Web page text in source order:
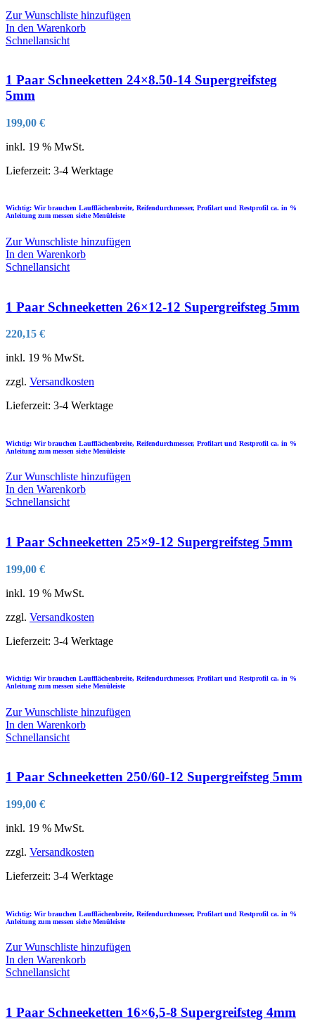
Zur Wunschliste hinzufügen
In den Warenkorb
Schnellansicht
1 Paar Schneeketten 24×8.50-14 Supergreifsteg
5mm
199,00 €
inkl. 19 % MwSt.
Lieferzeit: 3-4 Werktage
Wichtig: Wir brauchen Laufflächenbreite, Reifendurchmesser, Profilart und Restprofil ca. in %
Anleitung zum messen siehe Menüleiste
Zur Wunschliste hinzufügen
In den Warenkorb
Schnellansicht
1 Paar Schneeketten 26×12-12 Supergreifsteg 5mm
220,15 €
inkl. 19 % MwSt.
zzgl. Versandkosten
Lieferzeit: 3-4 Werktage
Wichtig: Wir brauchen Laufflächenbreite, Reifendurchmesser, Profilart und Restprofil ca. in %
Anleitung zum messen siehe Menüleiste
Zur Wunschliste hinzufügen
In den Warenkorb
Schnellansicht
1 Paar Schneeketten 25×9-12 Supergreifsteg 5mm
199,00 €
inkl. 19 % MwSt.
zzgl. Versandkosten
Lieferzeit: 3-4 Werktage
Wichtig: Wir brauchen Laufflächenbreite, Reifendurchmesser, Profilart und Restprofil ca. in %
Anleitung zum messen siehe Menüleiste
Zur Wunschliste hinzufügen
In den Warenkorb
Schnellansicht
1 Paar Schneeketten 250/60-12 Supergreifsteg 5mm
199,00 €
inkl. 19 % MwSt.
zzgl. Versandkosten
Lieferzeit: 3-4 Werktage
Wichtig: Wir brauchen Laufflächenbreite, Reifendurchmesser, Profilart und Restprofil ca. in %
Anleitung zum messen siehe Menüleiste
Zur Wunschliste hinzufügen
In den Warenkorb
Schnellansicht
1 Paar Schneeketten 16×6,5-8 Supergreifsteg 4mm